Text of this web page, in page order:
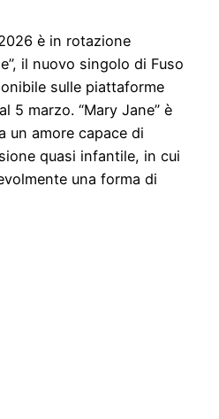
è in rotazione
il nuovo singolo di Fuso
sulle piattaforme
5 marzo. “Mary Jane” è
un amore capace di
quasi infantile, in cui
una forma di